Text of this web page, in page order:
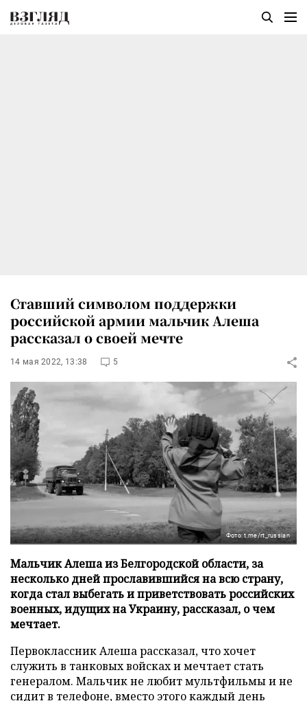
Ставший символом поддержки
российской армии мальчик Алеша
рассказал о своей мечте
14 мая 2022, 13:38 5
Фото: t.me/rt_russian
Мальчик Алеша из Белгородской области, за
несколько дней прославившийся на всю страну,
когда стал выбегать и приветствовать российских
военных, идущих на Украину, рассказал, о чем
мечтает.
Первоклассник Алеша рассказал, что хочет
служить в танковых войсках и мечтает стать
генералом. Мальчик не любит мультфильмы и не
сидит в телефоне, вместо этого каждый день